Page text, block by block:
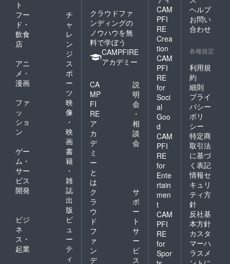
ト
フー
ド・
飲食
店
チ
ャ
レ
ン
ジ
アニ
メ・
漫画
ス
ポ
ー
ツ
ファ
ッ
ショ
ン
映
像
・
映
画
ゲー
ム・
サー
ビス
開発
書
籍
・
雑
誌
出
版
ビジ
ネ
ス・
起業
ビ
ュ
ー
テ
ィ
クラウドファ
ンディングの
ノウハウを無
料で学ぼう
CAMPFIRE
アカデミー
CA
MP
FI
RE
ア
カ
デ
ミ
ー
と
は
説
明
会
・
相
談
会
ク
ラ
ウ
ド
フ
ァ
ン
デ
サ
ポ
ー
ト
サ
ー
ビ
ス
CAM
PFI
RE
Crea
tion
CAM
PFI
RE
for
Soci
al
Goo
d
CAM
PFI
RE
for
Ente
rtain
men
t
CAM
PFI
RE
for
Spor
ヘルプ
お問い
合わせ
各種規定
利用規
約
細則
プライ
バシー
ポリ
シー
特定商
取引法
に基づ
く表記
情報セ
キュリ
ティ方
針
反社基
本方針
カスタ
マーハ
ラスメ